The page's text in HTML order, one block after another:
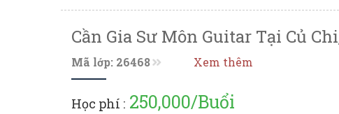
Cần Gia Sư Môn Guitar Tại Củ
Mã lớp: 26468 Xem thêm
Học phí : 250,000/Buổi